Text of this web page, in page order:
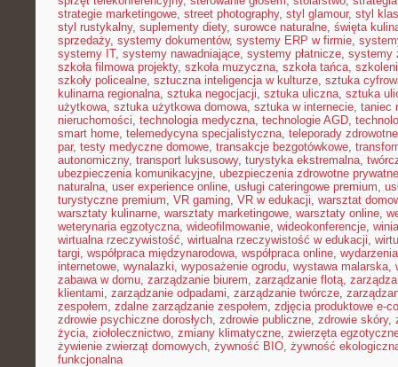
strategie marketingowe, street photography, styl glamour, styl
styl rustykalny, suplementy diety, surowce naturalne, święta
sprzedaży, systemy dokumentów, systemy ERP w firmie,
systemy IT, systemy nawadniające, systemy płatnicze, systemy
szkoła filmowa projekty, szkoła muzyczna, szkoła tańca,
szkoły policealne, sztuczna inteligencja w kulturze, sztuka
kulinarna regionalna, sztuka negocjacji, sztuka uliczna, sztuka
użytkowa, sztuka użytkowa domowa, sztuka w internecie, taniec
nieruchomości, technologia medyczna, technologie AGD,
smart home, telemedycyna specjalistyczna, teleporady zdrowotne
par, testy medyczne domowe, transakcje bezgotówkowe,
autonomiczny, transport luksusowy, turystyka ekstremalna,
ubezpieczenia komunikacyjne, ubezpieczenia zdrowotne prywatne
naturalna, user experience online, usługi cateringowe premium,
turystyczne premium, VR gaming, VR w edukacji, warsztat
warsztaty kulinarne, warsztaty marketingowe, warsztaty online,
weterynaria egzotyczna, wideofilmowanie, wideokonferencje,
wirtualna rzeczywistość, wirtualna rzeczywistość w edukacji,
targi, współpraca międzynarodowa, współpraca online,
internetowe, wynalazki, wyposażenie ogrodu, wystawa malarska,
zabawa w domu, zarządzanie biurem, zarządzanie flotą,
klientami, zarządzanie odpadami, zarządzanie twórcze,
zespołem, zdalne zarządzanie zespołem, zdjęcia produktowe e-
zdrowie psychiczne dorosłych, zdrowie publiczne, zdrowie skóry,
życia, ziołolecznictwo, zmiany klimatyczne, zwierzęta
żywienie zwierząt domowych, żywność BIO, żywność
funkcjonalna